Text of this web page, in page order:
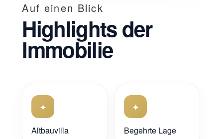
Auf einen Blick
Highlights der
Immobilie
✦
Altbauvilla
✦
Begehrte Lage